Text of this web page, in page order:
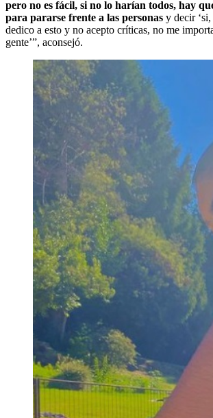
pero no es fácil, si no lo harían todos, hay
para pararse frente a las personas y decir
dedico a esto y no acepto críticas, no me
gente’”, aconsejó.